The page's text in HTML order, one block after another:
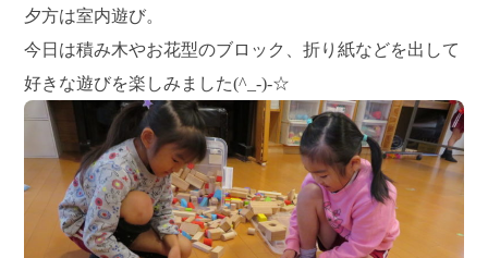
夕方は室内遊び。
今日は積み木やお花型のブロック、折り紙などを出して
好きな遊びを楽しみました(^_-)-☆